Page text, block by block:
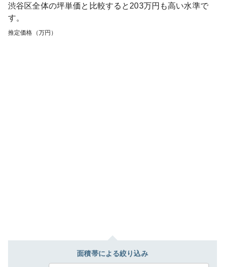
渋谷区全体の坪単価と比較すると 203万円も高い水準で
す。
推定価格（万円）
面積帯による絞り込み